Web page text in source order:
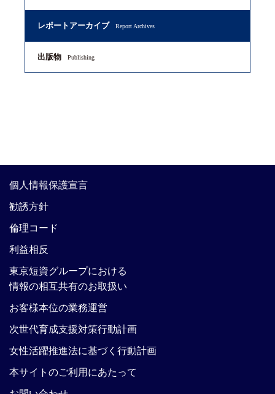
レポートアーカイブ Report Archives
出版物 Publishing
個人情報保護宣言
勧誘方針
倫理コード
利益相反
東京短資グループにおける
情報の相互共有のお取扱い
お客様本位の業務運営
次世代育成支援対策行動計画
女性活躍推進法に基づく行動計画
本サイトのご利用にあたって